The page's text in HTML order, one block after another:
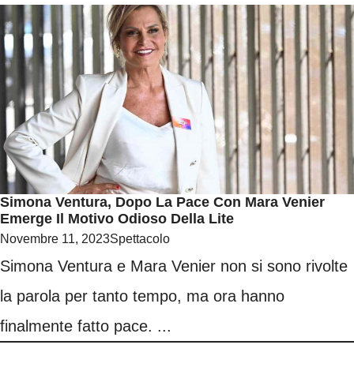
Simona Ventura, Dopo La Pace Con Mara Venier
Emerge Il Motivo Odioso Della Lite
Novembre 11, 2023Spettacolo
Simona Ventura e Mara Venier non si sono rivolte
la parola per tanto tempo, ma ora hanno
finalmente fatto pace. ...